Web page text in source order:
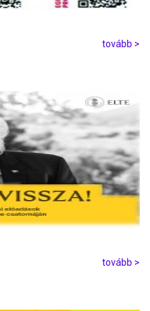
tovább >
tovább >